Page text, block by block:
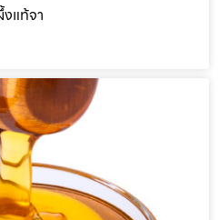
แท้จา